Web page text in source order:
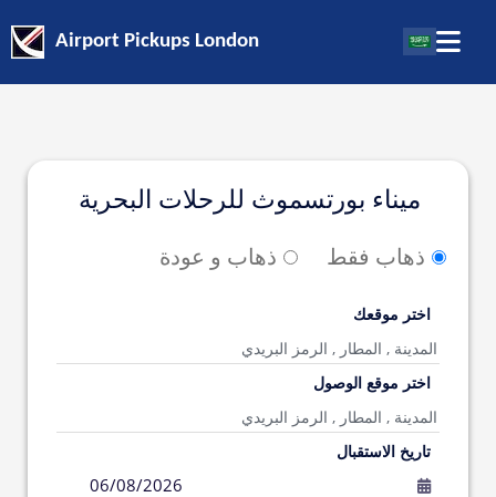
Airport Pickups London
ميناء بورتسموث للرحلات البحرية
ذهاب فقط ذهاب و عودة
اختر موقعك
اختر موقع الوصول
تاريخ الاستقبال
06/08/2026